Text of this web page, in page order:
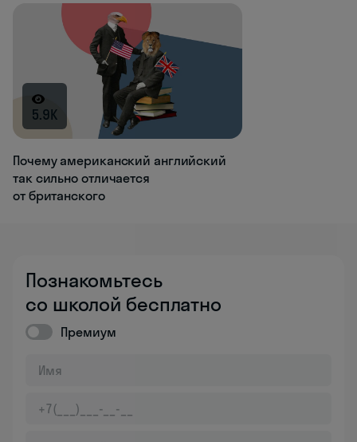
5.9K
Почему американский английский
так сильно отличается
от британского
Познакомьтесь
со школой бесплатно
Премиум